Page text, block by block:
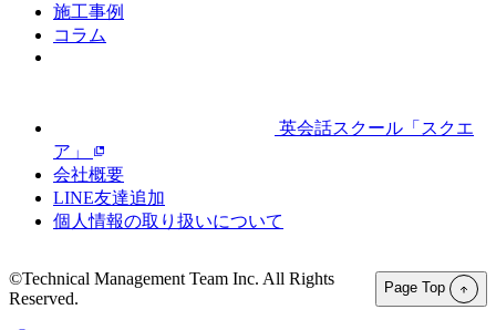
施工事例
コラム
英会話スクール「スクエ
ア」
会社概要
LINE友達追加
個人情報の取り扱いについて
©Technical Management Team Inc. All Rights
Reserved.
Page Top